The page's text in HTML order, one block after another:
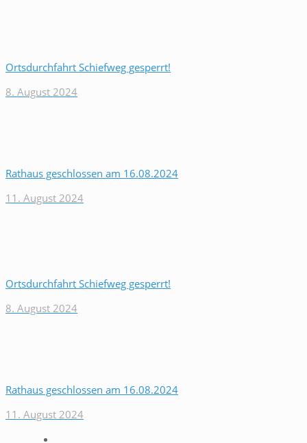
Ortsdurchfahrt Schiefweg gesperrt!
8. August 2024
Rathaus geschlossen am 16.08.2024
11. August 2024
Ortsdurchfahrt Schiefweg gesperrt!
8. August 2024
Rathaus geschlossen am 16.08.2024
11. August 2024